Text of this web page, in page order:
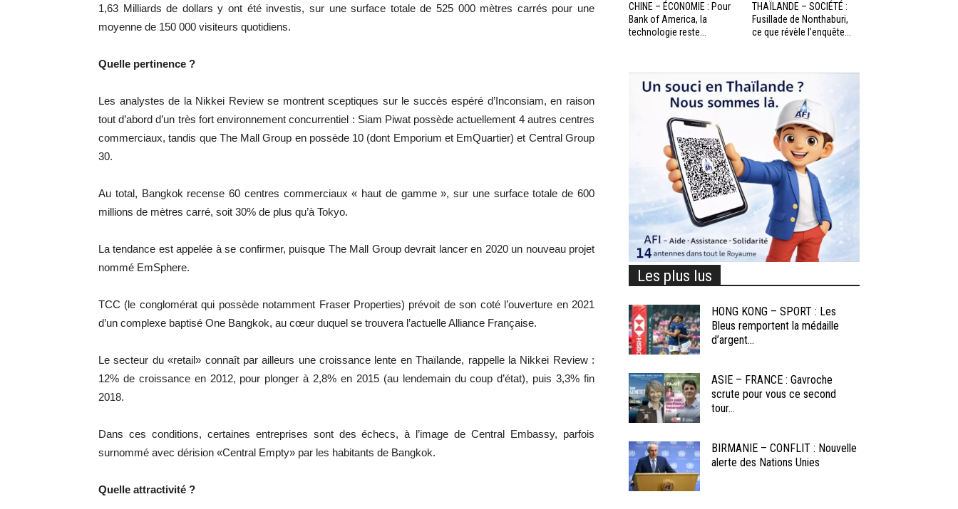
1,63 Milliards de dollars y ont été investis, sur une surface totale de 525 000 mètres carrés pour une
moyenne de 150 000 visiteurs quotidiens.
Quelle pertinence ?
Les analystes de la Nikkei Review se montrent sceptiques sur le succès espéré d’Inconsiam, en raison
tout d’abord d’un très fort environnement concurrentiel : Siam Piwat possède actuellement 4 autres centres
commerciaux, tandis que The Mall Group en possède 10 (dont Emporium et EmQuartier) et Central Group
30.
Au total, Bangkok recense 60 centres commerciaux « haut de gamme », sur une surface totale de 600
millions de mètres carré, soit 30% de plus qu’à Tokyo.
La tendance est appelée à se confirmer, puisque The Mall Group devrait lancer en 2020 un nouveau projet
nommé EmSphere.
TCC (le conglomérat qui possède notamment Fraser Properties) prévoit de son coté l’ouverture en 2021
d’un complexe baptisé One Bangkok, au cœur duquel se trouvera l’actuelle Alliance Française.
Le secteur du «retail» connaît par ailleurs une croissance lente en Thaïlande, rappelle la Nikkei Review :
12% de croissance en 2012, pour plonger à 2,8% en 2015 (au lendemain du coup d’état), puis 3,3% fin
2018.
Dans ces conditions, certaines entreprises sont des échecs, à l’image de Central Embassy, parfois
surnommé avec dérision «Central Empty» par les habitants de Bangkok.
Quelle attractivité ?
CHINE – ÉCONOMIE : Pour
Bank of America, la
technologie reste...
THAÏLANDE – SOCIÉTÉ :
Fusillade de Nonthaburi,
ce que révèle l’enquête...
Les plus lus
HONG KONG – SPORT : Les
Bleus remportent la médaille
d’argent...
ASIE – FRANCE : Gavroche
scrute pour vous ce second
tour...
BIRMANIE – CONFLIT : Nouvelle
alerte des Nations Unies